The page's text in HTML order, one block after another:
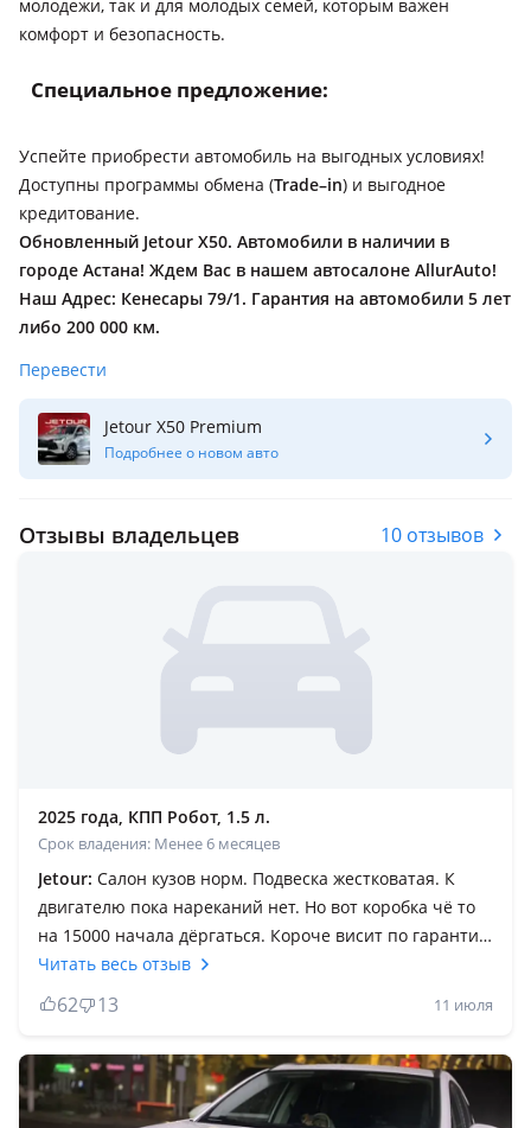
молодежи, так и для молодых семей, которым важен
комфорт и безопасность.
Специальное предложение:
Успейте приобрести автомобиль на выгодных условиях!
Доступны программы обмена (Trade–in) и выгодное
кредитование.
Обновленный Jetour X50. Автомобили в наличии в
городе Астана! Ждем Вас в нашем автосалоне AllurAuto!
Наш Адрес: Кенесары 79/1. Гарантия на автомобили 5 лет
либо 200 000 км.
Перевести
Jetour X50 Premium
Подробнее о новом авто
Отзывы владельцев 10 отзывов
2025 года, КПП Робот, 1.5 л.
Срок владения: Менее 6 месяцев
Jetour: Салон кузов норм. Подвеска жестковатая. К
двигателю пока нареканий нет. Но вот коробка чё то
на 15000 начала дёргаться. Короче висит по гарантии
в автосалоне. Две недели прошло пока не ясно что с
ней. В общем начал жалеть что взял китайца. Вообще
все кого знаю которые купили китайца жалеют все.
Лучше подождать когда начнут возить нормальные
машины или поискать что нибудь на вторичка. Не
слушайте консультантов. У них работа такая вешать
Читать весь отзыв
62 13 11 июля